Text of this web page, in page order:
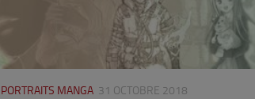
MANGA 31 OCTOBRE 2018